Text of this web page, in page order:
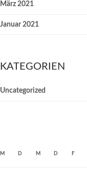
März 2021
Januar 2021
KATEGORIEN
Uncategorized
M D M D F